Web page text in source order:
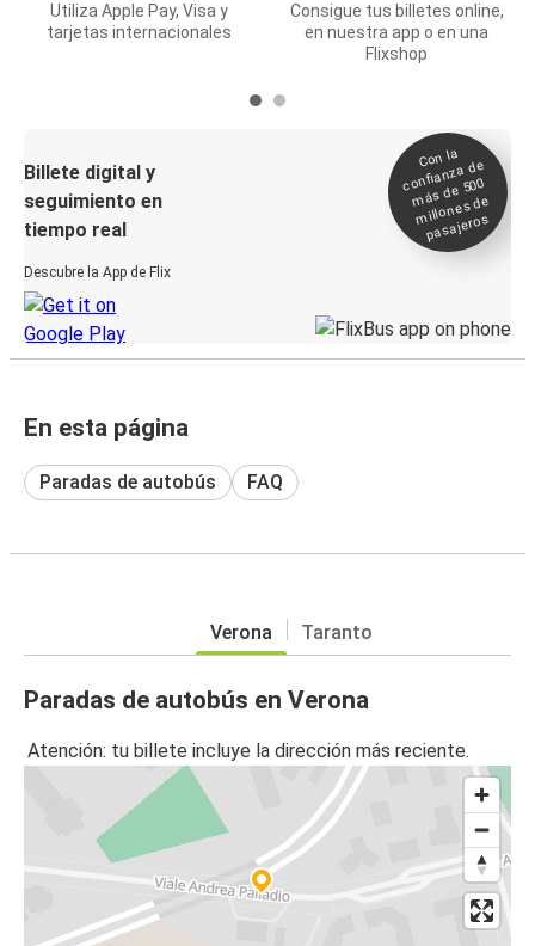
Utiliza Apple Pay, Visa y
tarjetas internacionales
Consigue tus billetes online,
en nuestra app o en una
Flixshop
Billete digital y
seguimiento en
tiempo real
Descubre la App de Flix
Con la
confianza de
más de 500
millones de
pasajeros
En esta página
Paradas de autobús FAQ
Verona Taranto
Paradas de autobús en Verona
Atención: tu billete incluye la dirección más reciente.